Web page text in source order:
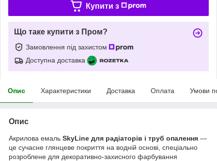
Купити з
Що таке купити з Пром?
Замовлення під захистом
Доступна доставка
Опис Характеристики Доставка Оплата Умови
Опис
Акрилова емаль SkyLine для радіаторів і труб опалення —
це сучасне глянцеве покриття на водній основі, спеціально
розроблене для декоративно-захисного фарбування